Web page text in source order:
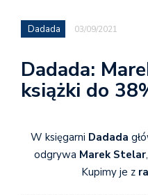
Dadada 03/09/2021
Dadada:
książki do
W księgarni Dadada
odgrywa Marek Stelar
Kupimy je z